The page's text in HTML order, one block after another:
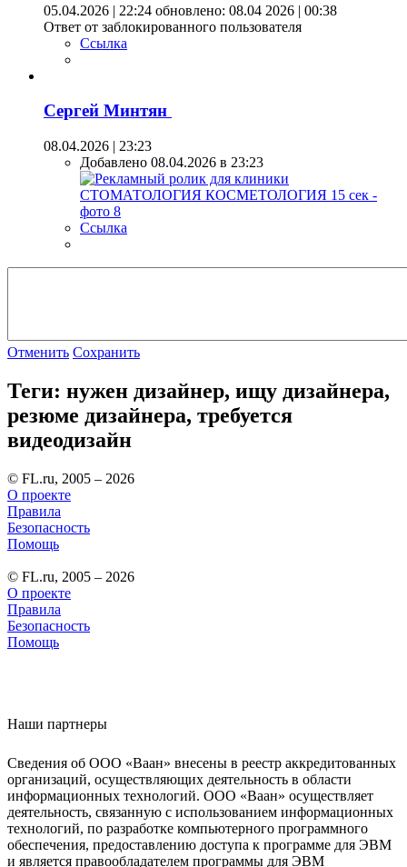
05.04.2026 | 22:24 обновлено: 08.04 2026 | 00:38
Ответ от заблокированного пользователя
Ссылка
Сергей Минтян
08.04.2026 | 23:23
Добавлено 08.04.2026 в 23:23
Ссылка
Отменить Сохранить
Теги: нужен дизайнер, ищу дизайнера,
резюме дизайнера, требуется
видеодизайн
© FL.ru, 2005 – 2026
О проекте
Правила
Безопасность
Помощь
© FL.ru, 2005 – 2026
О проекте
Правила
Безопасность
Помощь
Наши партнеры
Сведения об ООО «Ваан» внесены в реестр аккредитованных
организаций, осуществляющих деятельность в области
информационных технологий. ООО «Ваан» осуществляет
деятельность, связанную с использованием информационных
технологий, по разработке компьютерного программного
обеспечения, предоставлению доступа к программе для ЭВМ
и является правообладателем программы для ЭВМ